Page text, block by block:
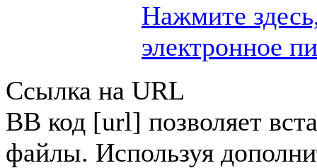
Нажмите
электронное
Ссылка на URL
BB код [url] позволяет
файлы. Используя